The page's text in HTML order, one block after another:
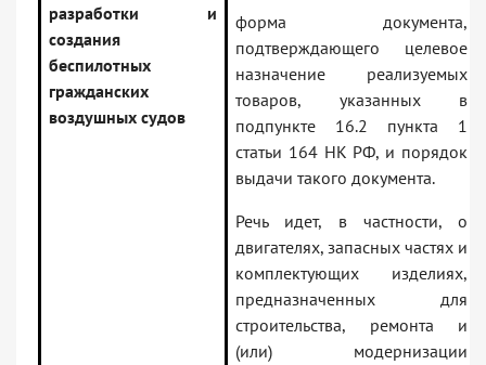
разработки и
создания
беспилотных
гражданских
воздушных судов
форма документа,
подтверждающего целевое
назначение реализуемых
товаров, указанных в
подпункте 16.2 пункта 1
статьи 164 НК РФ, и порядок
выдачи такого документа.
Речь идет, в частности, о
двигателях, запасных частях и
комплектующих изделиях,
предназначенных для
строительства, ремонта и
(или) модернизации